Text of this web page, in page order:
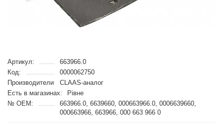
Артикул:
663966.0
Код:
0000062750
Производители
CLAAS-аналог
Есть в магазинах:
Рівне
№ OEM:
663966.0, 6639660, 000663966.0, 0006639660,
000663966, 663966, 000 663 966 0